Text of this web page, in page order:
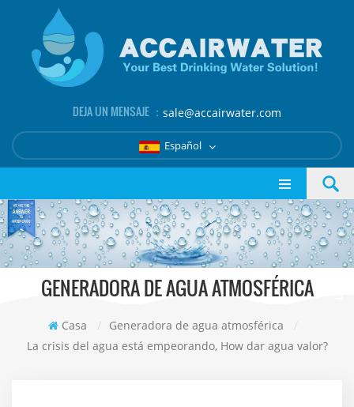
DEJA UN MENSAJE ： sale@accairwater.com
Español
GENERADORA DE AGUA ATMOSFÉRICA
Casa / Generadora de agua atmosférica
/
La crisis del agua está empeorando, How dar agua valor?